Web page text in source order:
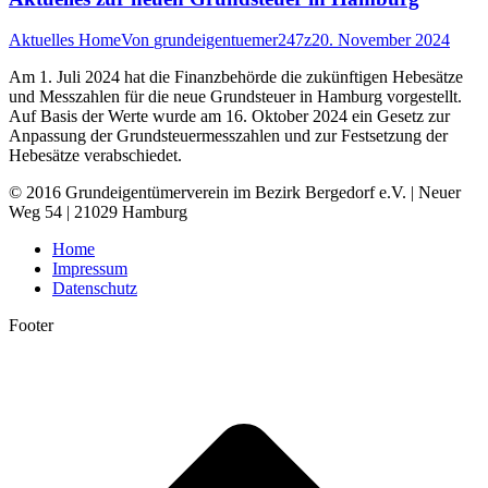
Aktuelles HomeVon grundeigentuemer247z20. November 2024
Am 1. Juli 2024 hat die Finanzbehörde die zukünftigen Hebesätze
und Messzahlen für die neue Grundsteuer in Hamburg vorgestellt.
Auf Basis der Werte wurde am 16. Oktober 2024 ein Gesetz zur
Anpassung der Grundsteuermesszahlen und zur Festsetzung der
Hebesätze verabschiedet.
© 2016 Grundeigentümerverein im Bezirk Bergedorf e.V. | Neuer
Weg 54 | 21029 Hamburg
Home
Impressum
Datenschutz
Footer